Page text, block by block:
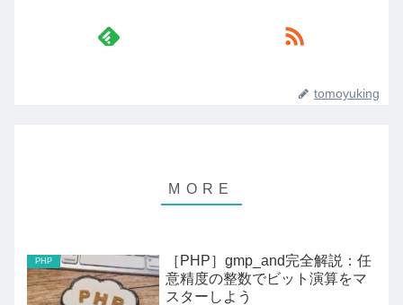
tomoyuking
PHP
［PHP］gmp_and完全解説：任
意精度の整数でビット演算をマ
スターしよう